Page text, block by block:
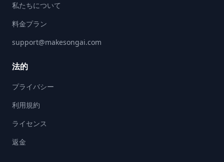
私たちについて
料金プラン
support@makesongai.com
法的
プライバシー
利用規約
ライセンス
返金